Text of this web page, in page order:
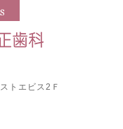
トエビス2Ｆ